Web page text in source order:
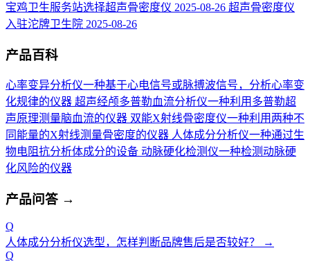
宝鸡卫生服务站选择超声骨密度仪 2025-08-26 超声骨密度仪
入驻沱牌卫生院 2025-08-26
产品百科
心率变异分析仪一种基于心电信号或脉搏波信号，分析心率变
化规律的仪器 超声经颅多普勒血流分析仪一种利用多普勒超
声原理测量脑血流的仪器 双能X射线骨密度仪一种利用两种不
同能量的X射线测量骨密度的仪器 人体成分分析仪一种通过生
物电阻抗分析体成分的设备 动脉硬化检测仪一种检测动脉硬
化风险的仪器
产品问答 →
Q
人体成分分析仪选型，怎样判断品牌售后是否较好？
→
Q